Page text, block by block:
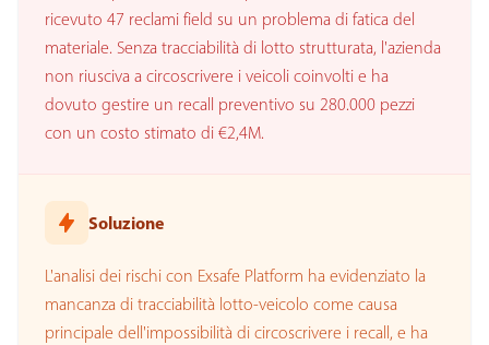
ricevuto 47 reclami field su un problema di fatica del
materiale. Senza tracciabilità di lotto strutturata, l'azienda
non riusciva a circoscrivere i veicoli coinvolti e ha
dovuto gestire un recall preventivo su 280.000 pezzi
con un costo stimato di €2,4M.
Soluzione
L'analisi dei rischi con Exsafe Platform ha evidenziato la
mancanza di tracciabilità lotto-veicolo come causa
principale dell'impossibilità di circoscrivere i recall, e ha